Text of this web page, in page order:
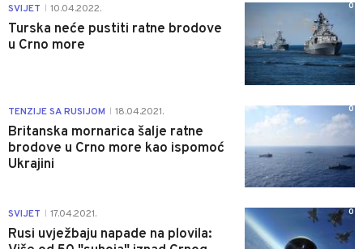
SVIJET 10.04.2022.
Turska neće pustiti ratne brodove
u Crno more
0
TENZIJE SA RUSIJOM 18.04.2021.
Britanska mornarica šalje ratne
brodove u Crno more kao ispomoć
Ukrajini
0
SVIJET 17.04.2021.
Rusi uvježbaju napade na plovila:
0